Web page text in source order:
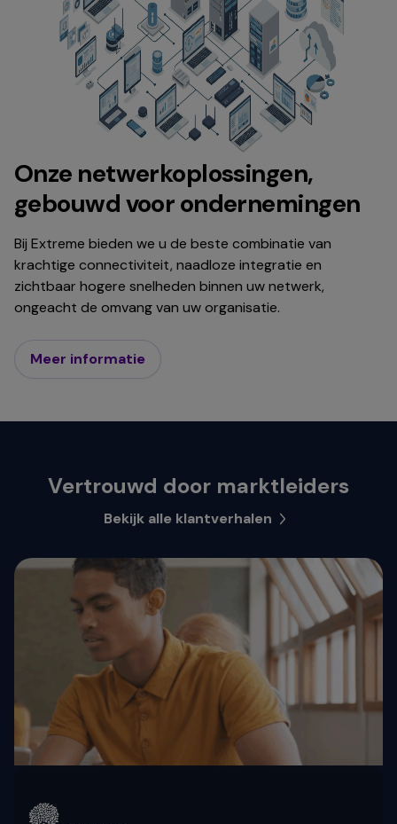
Onze netwerkoplossingen,
gebouwd voor ondernemingen
Bij Extreme bieden we u de beste combinatie van
krachtige connectiviteit, naadloze integratie en
zichtbaar hogere snelheden binnen uw netwerk,
ongeacht de omvang van uw organisatie.
Meer informatie
Vertrouwd door marktleiders
Bekijk alle klantverhalen